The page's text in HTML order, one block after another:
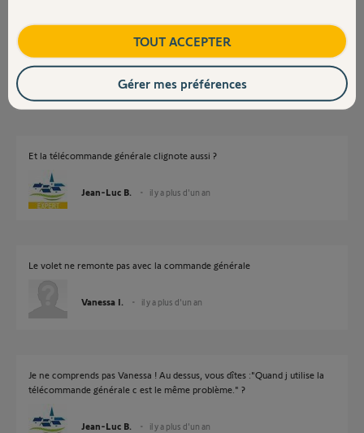
Quand j utilise la télécommande générale c est le même problème.
Vanessa I. il y a plus d'un an
Et la télécommande générale clignote aussi ?
Jean-Luc B. il y a plus d'un an
Le volet ne remonte pas avec la commande générale
Vanessa I. il y a plus d'un an
Je ne comprends pas Vanessa ! Au dessus, vous dîtes :"Quand j utilise la
télécommande générale c est le même problème." ?
Jean-Luc B. il y a plus d'un an
TOUT ACCEPTER
Gérer mes préférences